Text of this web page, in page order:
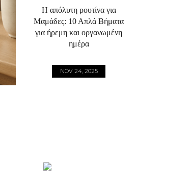
Η απόλυτη ρουτίνα για
Μαμάδες: 10 Απλά Βήματα
για ήρεμη και οργανωμένη
ημέρα
NOV 24, 2025